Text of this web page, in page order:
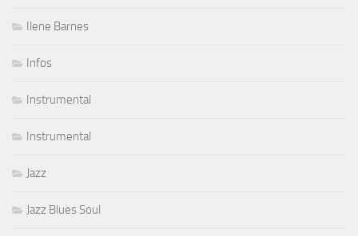
Ilene Barnes
Infos
Instrumental
Instrumental
Jazz
Jazz Blues Soul